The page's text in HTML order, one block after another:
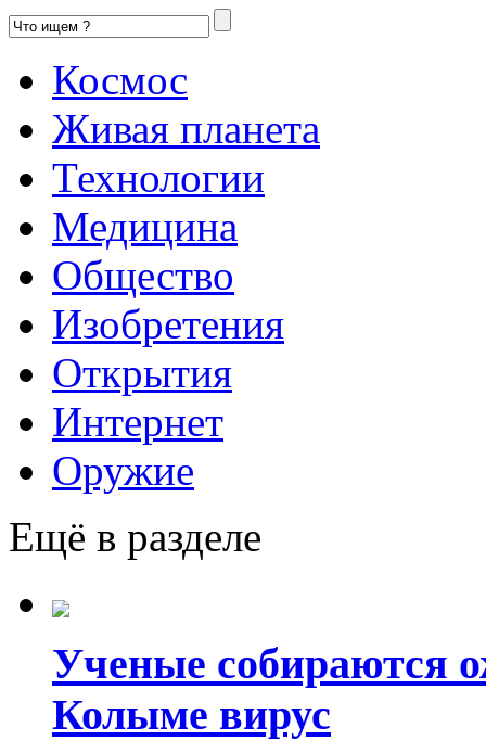
Космос
Живая планета
Технологии
Медицина
Общество
Изобретения
Открытия
Интернет
Оружие
Ещё в разделе
Ученые собираются
Колыме вирус